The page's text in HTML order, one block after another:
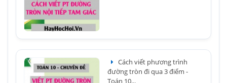
Cách viết phương trình
đường tròn đi qua 3 điểm -
Toán 10...